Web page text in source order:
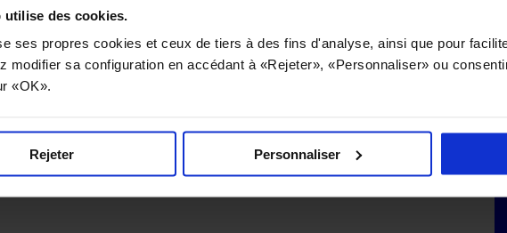
utilise des cookies.
ses propres cookies et ceux de tiers à des fins d'analyse, ainsi que pour
modifier sa configuration en accédant à «Rejeter», «Personnaliser» ou
«OK».
Rejeter Personnaliser